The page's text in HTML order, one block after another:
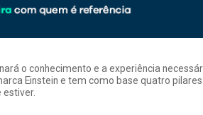
o conhecimento e a experiência
Einstein e tem como base quatro
estiver.